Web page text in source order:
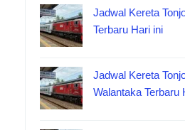
Jadwal Kereta
Terbaru Hari ini
Jadwal Kereta
Walantaka Terbaru